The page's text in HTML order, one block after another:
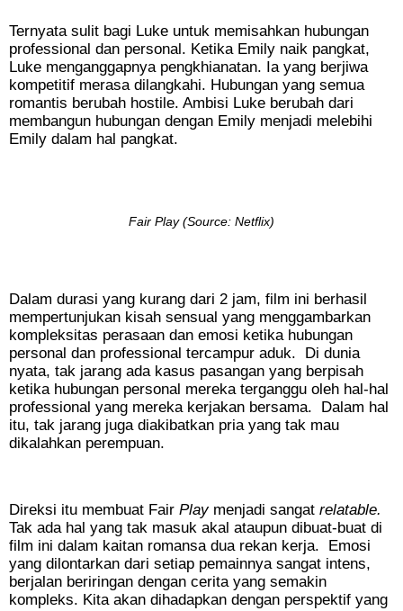
Ternyata sulit bagi Luke untuk memisahkan hubungan
professional dan personal. Ketika Emily naik pangkat,
Luke menganggapnya pengkhianatan. Ia yang berjiwa
kompetitif merasa dilangkahi. Hubungan yang semua
romantis berubah hostile. Ambisi Luke berubah dari
membangun hubungan dengan Emily menjadi melebihi
Emily dalam hal pangkat.
Fair Play (Source: Netflix)
Dalam durasi yang kurang dari 2 jam, film ini berhasil
mempertunjukan kisah sensual yang menggambarkan
kompleksitas perasaan dan emosi ketika hubungan
personal dan professional tercampur aduk. Di dunia
nyata, tak jarang ada kasus pasangan yang berpisah
ketika hubungan personal mereka terganggu oleh hal-hal
professional yang mereka kerjakan bersama. Dalam hal
itu, tak jarang juga diakibatkan pria yang tak mau
dikalahkan perempuan.
Direksi itu membuat Fair Playmenjadi sangat relatable.
Tak ada hal yang tak masuk akal ataupun dibuat-buat di
film ini dalam kaitan romansa dua rekan kerja. Emosi
yang dilontarkan dari setiap pemainnya sangat intens,
berjalan beriringan dengan cerita yang semakin
kompleks. Kita akan dihadapkan dengan perspektif yang